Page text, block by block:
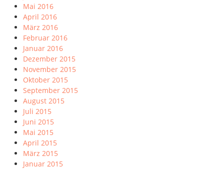
Mai 2016
April 2016
März 2016
Februar 2016
Januar 2016
Dezember 2015
November 2015
Oktober 2015
September 2015
August 2015
Juli 2015
Juni 2015
Mai 2015
April 2015
März 2015
Januar 2015